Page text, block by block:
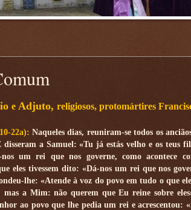
e Adjuto, religiosos, protomártires
22a):Naqueles dias, reuniram-se todos os
a Samuel: «Tu já estás velho e os teus
um rei que nos governe, como acontece
eles tivessem dito: «Dá-nos um rei que nos
lhe: «Atende à voz do povo em tudo o que
a Mim: não querem que Eu reine sobre
ao povo que lhe pedia um rei e acrescentou: